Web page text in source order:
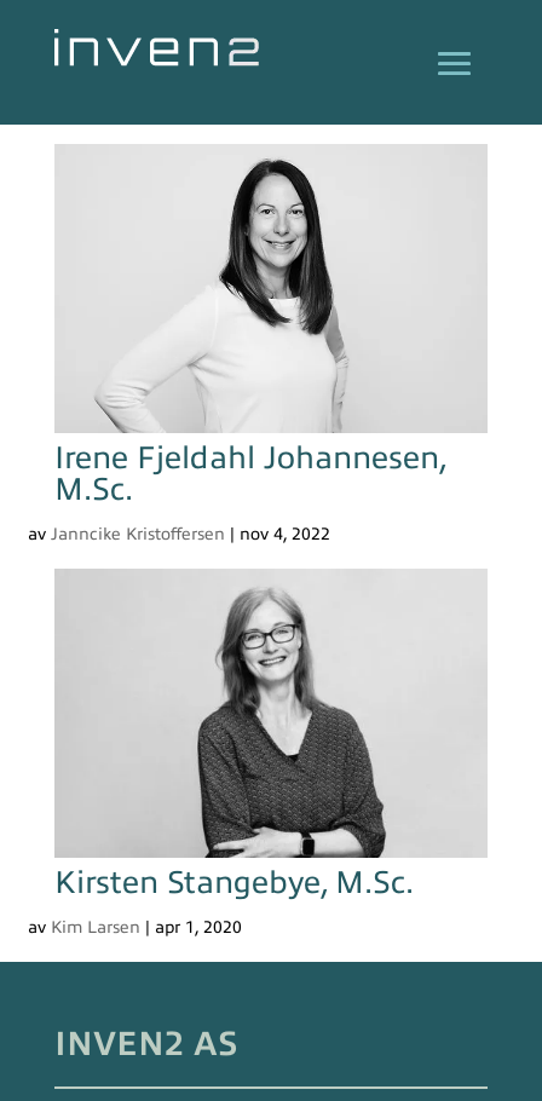
Irene Fjeldahl Johannesen,
M.Sc.
av Janncike Kristoffersen nov 4, 2022
Kirsten Stangebye, M.Sc.
av Kim Larsen apr 1, 2020
INVEN2 AS